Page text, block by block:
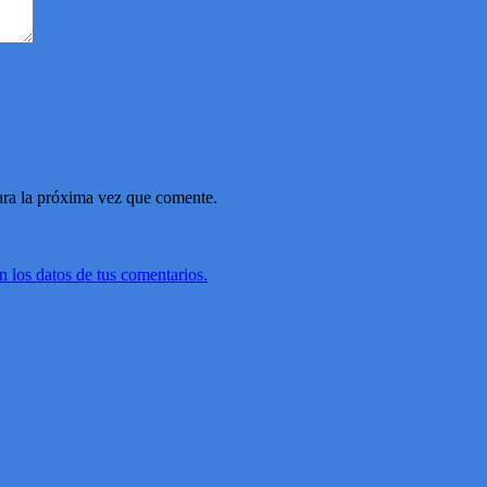
la próxima vez que comente.
los datos de tus comentarios.